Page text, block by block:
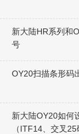
新大陆HR系列和
号
OY20扫描条形码
新大陆OY20如何
（ITF14、交叉25